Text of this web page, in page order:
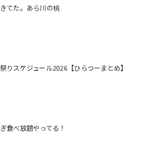
てた。あら川の桃
りスケジュール2026【ひらつーまとめ】
食べ放題やってる！